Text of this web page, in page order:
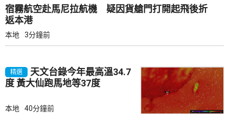
宿霧航空赴馬尼拉航機 疑因貨艙門打開起飛後折
返本港
本地 3分鐘前
精選
天文台錄今年最高溫34.7
度 黃大仙跑馬地等37度
本地 40分鐘前